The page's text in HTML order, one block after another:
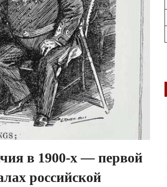
в 1900-х — первой
российской